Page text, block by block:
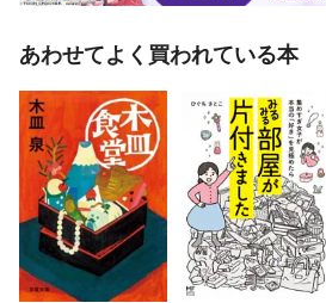
あわせてよく買われている本